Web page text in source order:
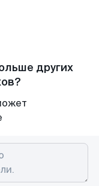
других